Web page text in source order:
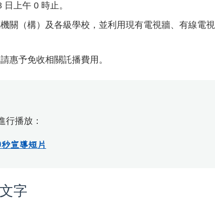
產業人才投資計畫-寵物長照之犬貓經絡按摩實作班
上午 0 時止。
關（構）及各級學校，並利用現有電視牆、有線電
惠予免收相關託播費用。
行播放：
宣導短片
字